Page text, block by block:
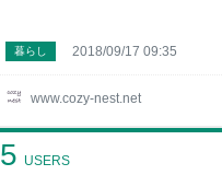
www.cozy-nest.net
暮らし 2018/09/17 09:35
5 USERS